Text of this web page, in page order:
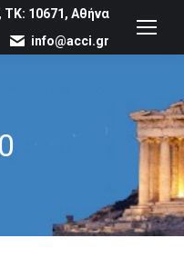
ΤΚ: 10671, Αθήνα
info@acci.gr